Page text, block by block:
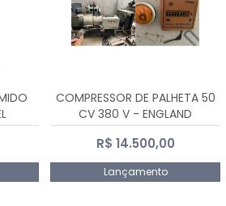
COMPRESSOR DE PALHETA 50
CV 380 V - ENGLAND
R$ 14.500,00
Lançamento